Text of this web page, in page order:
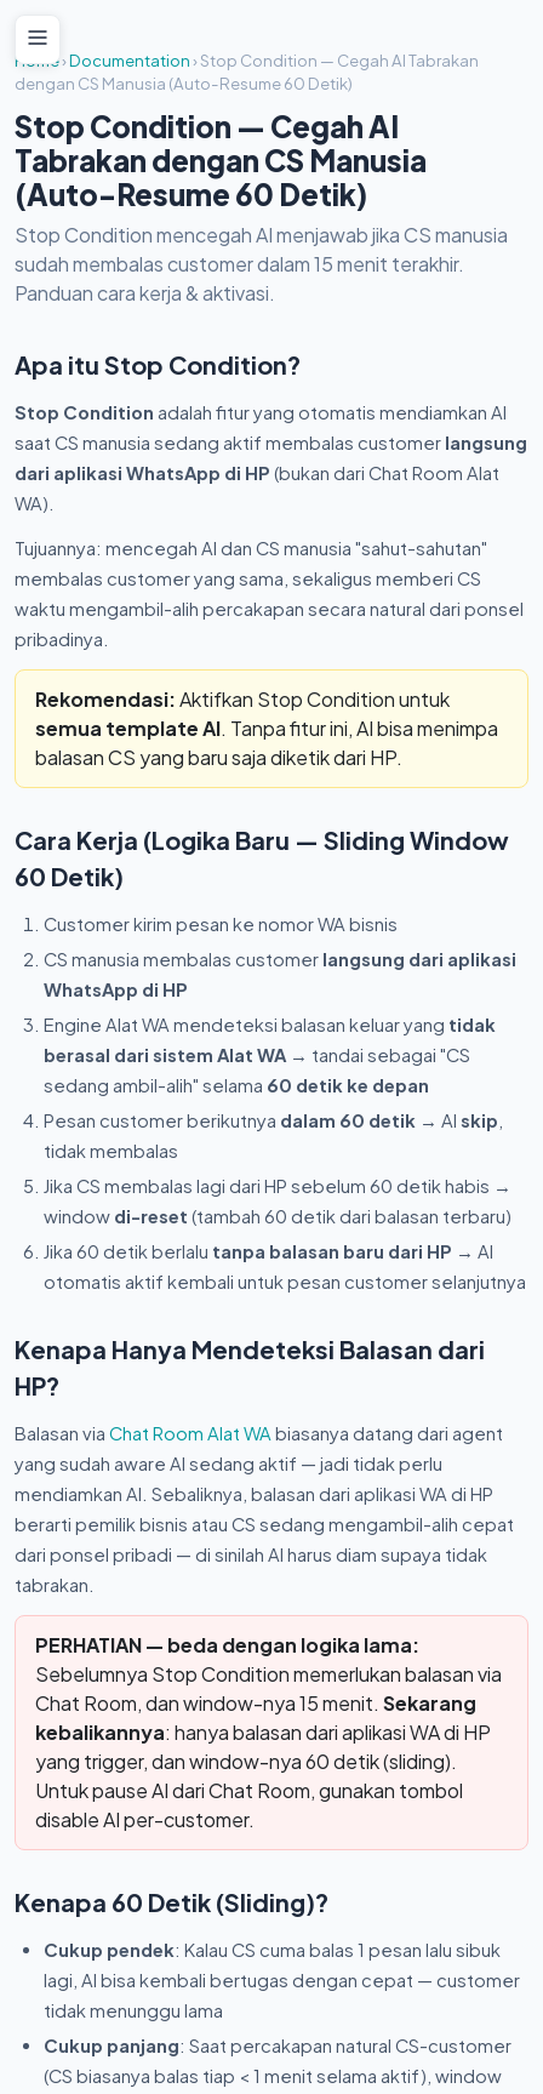
Home›Documentation›Stop Condition — Cegah AI Tabrakan
dengan CS Manusia (Auto-Resume 60 Detik)
Stop Condition — Cegah AI
Tabrakan dengan CS Manusia
(Auto-Resume 60 Detik)
Stop Condition mencegah AI menjawab jika CS manusia
sudah membalas customer dalam 15 menit terakhir.
Panduan cara kerja & aktivasi.
Apa itu Stop Condition?
Stop Condition adalah fitur yang otomatis mendiamkan AI
saat CS manusia sedang aktif membalas customer langsung
dari aplikasi WhatsApp di HP (bukan dari Chat Room Alat
WA).
Tujuannya: mencegah AI dan CS manusia "sahut-sahutan"
membalas customer yang sama, sekaligus memberi CS
waktu mengambil-alih percakapan secara natural dari ponsel
pribadinya.
Rekomendasi:Aktifkan Stop Condition untuk
semua template AI. Tanpa fitur ini, AI bisa menimpa
balasan CS yang baru saja diketik dari HP.
Cara Kerja (Logika Baru — Sliding Window
60 Detik)
Customer kirim pesan ke nomor WA bisnis
CS manusia membalas customer langsung dari aplikasi
WhatsApp di HP
Engine Alat WA mendeteksi balasan keluar yang tidak
berasal dari sistem Alat WA → tandai sebagai "CS
sedang ambil-alih" selama 60 detik ke depan
Pesan customer berikutnya dalam 60 detik → AI skip
tidak membalas
Jika CS membalas lagi dari HP sebelum 60 detik habis →
window di-reset (tambah 60 detik dari balasan terbaru)
Jika 60 detik berlalu tanpa balasan baru dari HP → AI
otomatis aktif kembali untuk pesan customer selanjutnya
Kenapa Hanya Mendeteksi Balasan dari
HP?
Balasan via Chat Room Alat WA biasanya datang dari agent
yang sudah aware AI sedang aktif — jadi tidak perlu
mendiamkan AI. Sebaliknya, balasan dari aplikasi WA di HP
berarti pemilik bisnis atau CS sedang mengambil-alih cepat
dari ponsel pribadi — di sinilah AI harus diam supaya tidak
tabrakan.
PERHATIAN — beda dengan logika lama:
Sebelumnya Stop Condition memerlukan balasan via
Chat Room, dan window-nya 15 menit. Sekarang
kebalikannya: hanya balasan dari aplikasi WA di HP
yang trigger, dan window-nya 60 detik (sliding).
Untuk pause AI dari Chat Room, gunakan tombol
disable AI per-customer.
Kenapa 60 Detik (Sliding)?
Cukup pendek: Kalau CS cuma balas 1 pesan lalu sibuk
lagi, AI bisa kembali bertugas dengan cepat — customer
tidak menunggu lama
Cukup panjang: Saat percakapan natural CS-customer
(CS biasanya balas tiap < 1 menit selama aktif), window